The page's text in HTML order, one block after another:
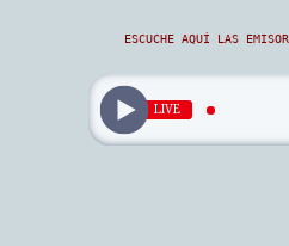
ESCUCHE AQUÍ LAS
LIVE